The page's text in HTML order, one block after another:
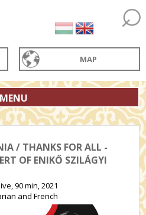
MAP
MENU
/ THANKS FOR ALL -
OF ENIKŐ SZILÁGYI
90 min, 2021
and French